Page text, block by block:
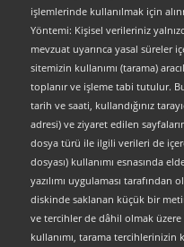
işlemlerinde kullanılmak için
Yöntemi: Kişisel verileriniz
mevzuat uyarınca yasal süreler
sitemizin kullanımı (tarama)
toplanır ve işleme tabi tutulur.
tarih ve saati, kullandığınız
adresi) ve ziyaret edilen
dosya türü ile ilgili verileri de
dosyası) kullanımı esnasında
yazılımı uygulaması tarafından
diskinde saklanan küçük bir
ve tercihler de dâhil olmak
kullanımı, tarama tercihlerinizin